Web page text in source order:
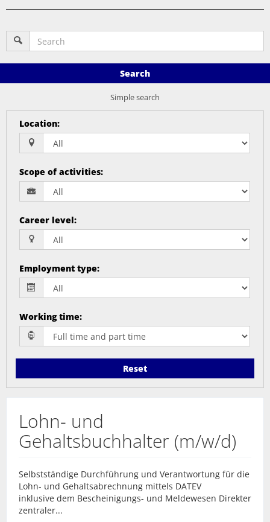
Search
Simple search
Location:
Scope of activities:
Career level:
Employment type:
Working time:
Reset
Lohn- und
Gehaltsbuchhalter (m/w/d)
Selbstständige Durchführung und Verantwortung für die
Lohn- und Gehaltsabrechnung mittels DATEV
inklusive dem Bescheinigungs- und Meldewesen Direkter
zentraler...